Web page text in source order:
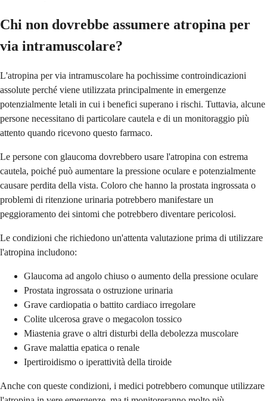
Chi non dovrebbe assumere atropina per
via intramuscolare?
L'atropina per via intramuscolare ha pochissime controindicazioni
assolute perché viene utilizzata principalmente in emergenze
potenzialmente letali in cui i benefici superano i rischi. Tuttavia, alcune
persone necessitano di particolare cautela e di un monitoraggio più
attento quando ricevono questo farmaco.
Le persone con glaucoma dovrebbero usare l'atropina con estrema
cautela, poiché può aumentare la pressione oculare e potenzialmente
causare perdita della vista. Coloro che hanno la prostata ingrossata o
problemi di ritenzione urinaria potrebbero manifestare un
peggioramento dei sintomi che potrebbero diventare pericolosi.
Le condizioni che richiedono un'attenta valutazione prima di utilizzare
l'atropina includono:
Glaucoma ad angolo chiuso o aumento della pressione oculare
Prostata ingrossata o ostruzione urinaria
Grave cardiopatia o battito cardiaco irregolare
Colite ulcerosa grave o megacolon tossico
Miastenia grave o altri disturbi della debolezza muscolare
Grave malattia epatica o renale
Ipertiroidismo o iperattività della tiroide
Anche con queste condizioni, i medici potrebbero comunque utilizzare